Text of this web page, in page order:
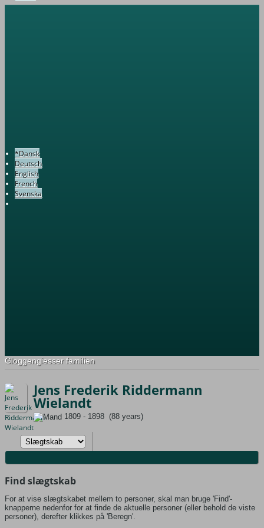
*Dansk
Deutsch
English
French
Svenska
Gloggengiesser familien
Jens Frederik Riddermann
Wielandt
1809 - 1898 (88 years)
Find slægtskab
For at vise slægtskabet mellem to personer, skal man bruge 'Find'-
knapperne nedenfor for at finde de aktuelle personer (eller behold de viste
personer), derefter klikkes på 'Beregn'.